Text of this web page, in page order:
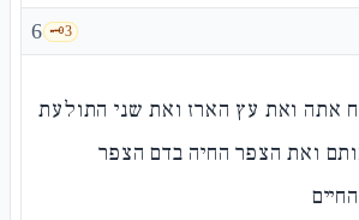
6 🗝️3
אתה ואת עץ הארז ואת שני התולעת
ואת הצפר החיה בדם הצפר